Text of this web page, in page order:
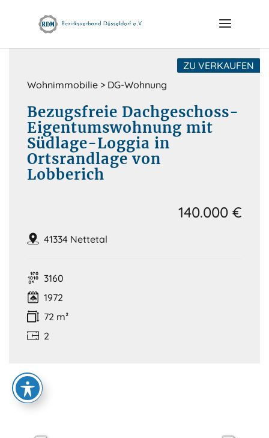
Wohnimmobilie > DG-Wohnung
ZU VERKAUFEN
Bezugsfreie Dachgeschoss-
Eigentumswohnung mit
Südlage-Loggia in
Ortsrandlage von
Lobberich
41334 Nettetal
140.000 €
3160
1972
72 m²
2